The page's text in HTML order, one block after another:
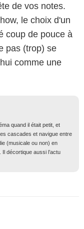
de vos notes.
le choix d'un
coup de pouce à
pas (trop) se
comme une
quand il était petit, et
cascades et navigue entre
(musicale ou non) en
Il décortique aussi l’actu